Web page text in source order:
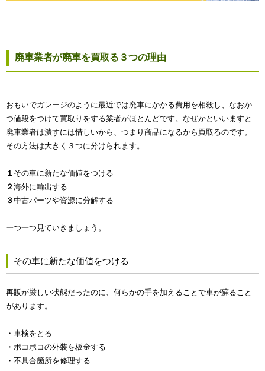
廃車業者が廃車を買取る３つの理由
おもいでガレージのように最近では廃車にかかる費用を相殺し、なおか
つ値段をつけて買取りをする業者がほとんどです。なぜかといいますと
廃車業者は潰すには惜しいから、つまり商品になるから買取るのです。
その方法は大きく３つに分けられます。
１ その車に新たな価値をつける
２海外に輸出する
３中古パーツや資源に分解する
一つ一つ見ていきましょう。
その車に新たな価値をつける
再販が厳しい状態だったのに、何らかの手を加えることで車が蘇ること
があります。
・車検をとる
・ボコボコの外装を板金する
・不具合箇所を修理する